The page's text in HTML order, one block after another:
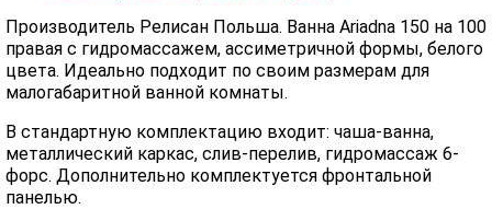
Производитель Релисан Польша. Ванна Ariadna 150 на 100
правая с гидромассажем, ассиметричной формы, белого
цвета. Идеально подходит по своим размерам для
малогабаритной ванной комнаты.
В стандартную комплектацию входит: чаша-ванна,
металлический каркас, слив-перелив, гидромассаж 6-
форс. Дополнительно комплектуется фронтальной
панелью.